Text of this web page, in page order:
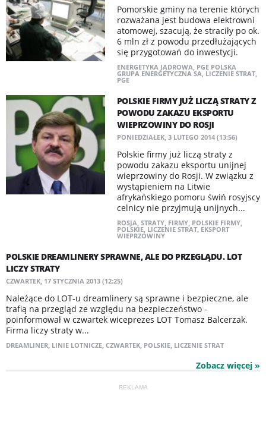
Pomorskie gminy na terenie których
rozważana jest budowa elektrowni
atomowej, szacują, że straciły po ok.
6 mln zł z powodu przedłużających
się przygotowań do inwestycji.
ENERGETYKA JĄDROWA, PGE POLSKA
GRUPA ENERGETYCZNA SA, LICZENIE STRAT,
PGE
POLSKIE FIRMY JUŻ LICZĄ STRATY Z
POWODU ZAKAZU EKSPORTU
WIEPRZOWINY DO ROSJI
PONIEDZIAŁEK, 3 LUTEGO 2014 (13:56)
Polskie firmy już liczą straty z
powodu zakazu eksportu unijnej
wieprzowiny do Rosji. W związku z
wystąpieniem na Litwie
afrykańskiego pomoru świń rosyjscy
celnicy nie przyjmują unijnych...
ROSJA, STRATY, FIRMY, POLSKIE FIRMY,
POLSKIE, LICZENIE STRAT, EKSPORT
WIEPRZOWINY
POLSKIE DREAMLINERY SPRAWNE, ALE DO PRZEGLĄDU. LOT
LICZY STRATY
CZWARTEK, 17 STYCZNIA 2013 (12:25)
Należące do LOT-u dreamlinery są sprawne i bezpieczne, ale
trafią na przegląd ze względu na bezpieczeństwo -
poinformował w czwartek wiceprezes LOT Tomasz Balcerzak.
Firma liczy straty w...
DREAMLINER, LINIE LOTNICZE, CZWARTEK, POLSKIE, LICZENIE STRAT
Zobacz więcej »
REKLAMA